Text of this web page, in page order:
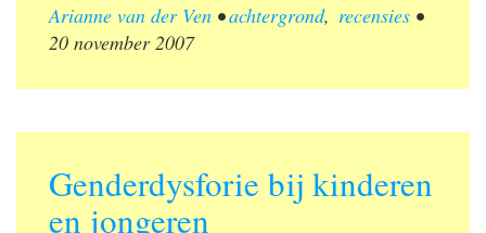
Arianne van der Ven •achtergrond, recensies•
20 november 2007
Genderdysforie bij kinderen
en jongeren